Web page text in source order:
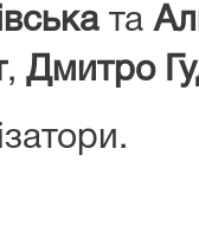
та
, Дмитро